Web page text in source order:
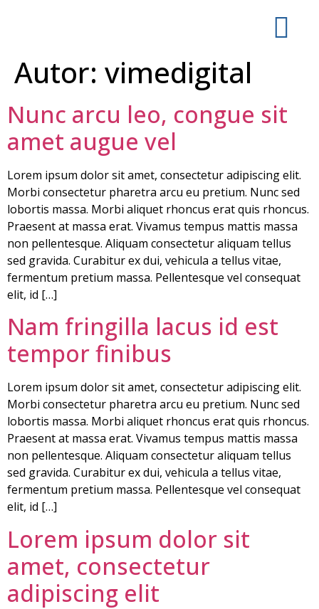
Autor: vimedigital
Nunc arcu leo, congue sit
amet augue vel
Lorem ipsum dolor sit amet, consectetur adipiscing elit.
Morbi consectetur pharetra arcu eu pretium. Nunc sed
lobortis massa. Morbi aliquet rhoncus erat quis rhoncus.
Praesent at massa erat. Vivamus tempus mattis massa
non pellentesque. Aliquam consectetur aliquam tellus
sed gravida. Curabitur ex dui, vehicula a tellus vitae,
fermentum pretium massa. Pellentesque vel consequat
elit, id […]
Nam fringilla lacus id est
tempor finibus
Lorem ipsum dolor sit amet, consectetur adipiscing elit.
Morbi consectetur pharetra arcu eu pretium. Nunc sed
lobortis massa. Morbi aliquet rhoncus erat quis rhoncus.
Praesent at massa erat. Vivamus tempus mattis massa
non pellentesque. Aliquam consectetur aliquam tellus
sed gravida. Curabitur ex dui, vehicula a tellus vitae,
fermentum pretium massa. Pellentesque vel consequat
elit, id […]
Lorem ipsum dolor sit
amet, consectetur
adipiscing elit